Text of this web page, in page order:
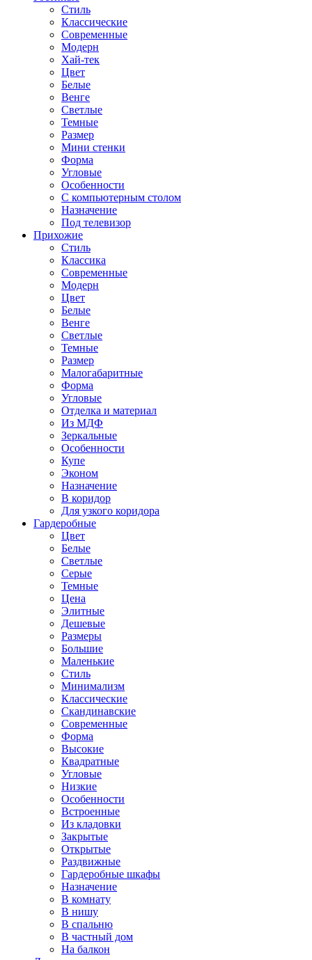
Стиль
Классические
Современные
Модерн
Хай-тек
Цвет
Белые
Венге
Светлые
Темные
Размер
Мини стенки
Форма
Угловые
Особенности
С компьютерным столом
Назначение
Под телевизор
Прихожие
Стиль
Классика
Современные
Модерн
Цвет
Белые
Венге
Светлые
Темные
Размер
Малогабаритные
Форма
Угловые
Отделка и материал
Из МДФ
Зеркальные
Особенности
Купе
Эконом
Назначение
В коридор
Для узкого коридора
Гардеробные
Цвет
Белые
Светлые
Серые
Темные
Цена
Элитные
Дешевые
Размеры
Большие
Маленькие
Стиль
Минимализм
Классические
Скандинавские
Современные
Форма
Высокие
Квадратные
Угловые
Низкие
Особенности
Встроенные
Из кладовки
Закрытые
Открытые
Раздвижные
Гардеробные шкафы
Назначение
В комнату
В нишу
В спальню
В частный дом
На балкон